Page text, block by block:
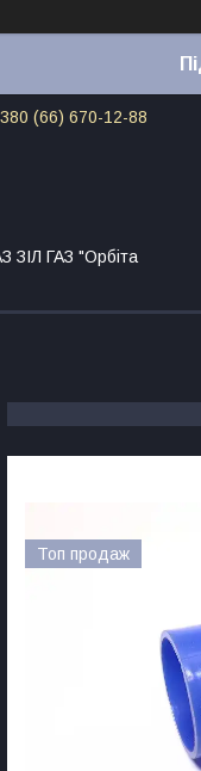
(66) 670-12-88
ЗІЛ ГАЗ "Орбіта
Топ продаж